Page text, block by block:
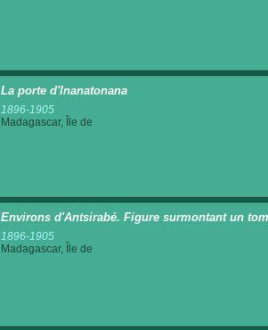
La porte d'Inanatonana
1896-1905
Madagascar, Île de
Environs d'Antsirabé. Figure surmontant un
1896-1905
Madagascar, Île de